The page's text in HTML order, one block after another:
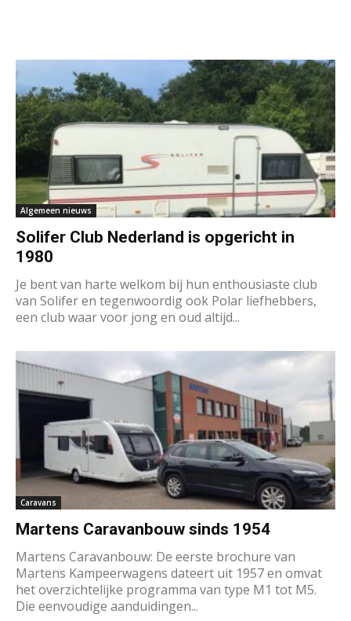
Algemeen nieuws
Solifer Club Nederland is opgericht in
1980
Je bent van harte welkom bij hun enthousiaste club
van Solifer en tegenwoordig ook Polar liefhebbers,
een club waar voor jong en oud altijd...
Caravans
Martens Caravanbouw sinds 1954
Martens Caravanbouw: De eerste brochure van
Martens Kampeerwagens dateert uit 1957 en omvat
het overzichtelijke programma van type M1 tot M5.
Die eenvoudige aanduidingen...